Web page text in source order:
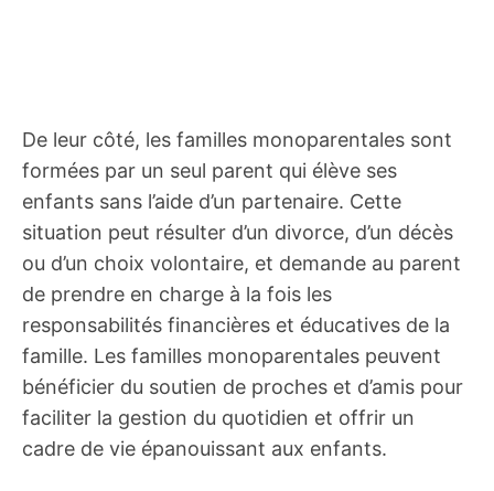
De leur côté, les familles monoparentales sont
formées par un seul parent qui élève ses
enfants sans l’aide d’un partenaire. Cette
situation peut résulter d’un divorce, d’un décès
ou d’un choix volontaire, et demande au parent
de prendre en charge à la fois les
responsabilités financières et éducatives de la
famille. Les familles monoparentales peuvent
bénéficier du soutien de proches et d’amis pour
faciliter la gestion du quotidien et offrir un
cadre de vie épanouissant aux enfants.